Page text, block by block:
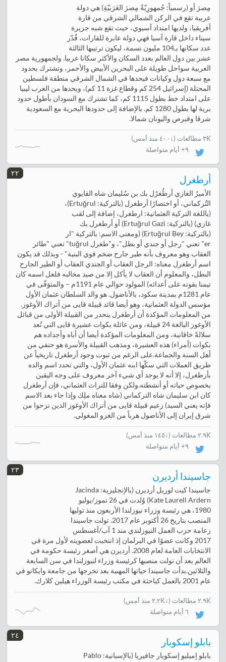
مِصرَ أو (رسمياً: جُمهورِيّةُ مِصرَ العَرَبيّةِ) هي دولة
عربية تقع في الركن الشمالي الشرقي من قارة
أفريقيا، ولديها امتداد آسيوي، حيث تقع شبه جزيرة
سيناء داخل قارة آسيا فهي دولة عابرة للقارات، قُدّر
عدد سكانها بـ104 مليون نسمة، ليكون ترتيبها الثالثة
عشر بين دول العالم بعدد السكان والأكثر سكانا عربيا. ولجمهورية مصر
العربية سواحل طويلة على البحرين الأبيض والأحمر، وتشترك بحدود
مع سبعة دول وكيانات فيحدها في الشمال الشرقي منطقة فلسطين
المحتلة (إسرائيل 254 كم وقطاع غزة 11 كم)، ويحدها من الغرب ليبيا
على امتداد خط بطول 1115 كم، كما تشترك مع السودان بأطول حدود
برية لها بطول 1280 كم. بالإضافة إلى حدودها البحرية مع السعودية
شرقا وقبرص واليونان شمالا.
٣K مطالعات (↓٤٠٠ منذ أمس
)
٩+ أيام متواصلة
٢٢
أرطغرل
الأميرُ الغازي أرطُغرُل بك بن سُليمان شاه القايوي
التُركماني، أو اختصارًا أرطغرل (بالتركية: Ertuğrul)،
(باللغة التركية العثمانية: ارطغرل، إضافة إلى لقب
غازي) (بالتركية: Ertuğrul Gazi) أو أرطغرل بك
(بالتركية: Ertuğrul Bey) (ومعنى الاسم: بالتركية "ار
er" تعني "رجل أو جندي أو بطل"، و"طغرل tuğrul" تعني "طائر
العقاب وهو معروف بأنه طير جارح ضخم قوي البنية" - وبذلك قد يكون
اسم أرطغرل معناه: الرجل العقاب أو الجندي العقاب أو الطير الجارح
البطل، والمعلوم أن العقاب لا يأكل إلا من صيد مخالبه فلعل اسمه كان
تيمنا بقوته على أعدائه) المولود حوالي عام 1191م – والمتوَفّى في
عام 1281م بمدينة سكود، بالأناضول. هو والد السلطان عثمان الأول
مؤسس الدولة العثمانية، وهو أيضا قائد قبيلة قايى من أتراك الأوغوز.
من المعلومات المؤكدة أن أرطغرل ينحدر من القبيلة الأولى من قبائل
الأوغوز البالغة 24 قبيلة، ومن عائلة بكوات عشيرة قايى التي تُعد
سلالةً خاقانية، ومن المعلومات المؤكدة أيضا أن أباه وأجداده هم
بكوات (أمراء) هذه العشيرة، ومذهب القبيلة والأسرة هو حنفي من
أهل السنة والجماعة.على الرغم من ثبوت وجود أرطغرل تاريخياً عن
طريق العملات التي سكّها ابنه عثمان الأول، والتي تحدد اسم والده
بأرطغرل، إلا أنه لا يوجد أي شيء آخر معروف على وجه اليقين
بخصوص حياته أو أنشطته.ولكن وفقا للتراث العثماني، فإن أرطغرل
كان ابن سليمان شاه التركماني (شاه معناه ملِك وإذا جاء بعد الاسم
فإنه يعني السيد) زعيم قبيلة قايى من أتراك الأوغوز الذين نزحوا من
شرق إيران إلى الأناضول هرباً من الغزو المغولي.
٢.٩K مطالعات (↓١٤٥ منذ أمس
)
٩+ أيام متواصلة
٢٣
جاسيندا أرديرن
جاسيندا كيت لوريل أرديرن (بالإنجليزية: Jacinda
Kate Laurell Ardern) وُلدت في 26 تموز/يوليو
1980، هي رئيسة وزراء نيوزلندا الأربعون منذ توليها
المنصب بتاريخ 26 أكتوبر عام 2017. تولت جاسيندا
زعامة حزب العمل النيوزلندي منذ 1 آب/أغسطس
2017 وكانت عضوًا في البرلمان إذ انتخبت لعضويته لأول مرة في
الانتخابات العامة لعام 2008. أرديرن هي أصغر رئيسة حكومة في
العالم بعد أن تولت منصبها كرئيسة وزراء لنيوزلندا في سن السابعة
والثلاثين.بدأت جاسيندا حياتها المهنية بعد تخرجها من جامعة وايكاتو في
عام 2001 بالعمل كباحثة في مكتب رئيسة الوزراء هيلين كلارك.
٢.٩K مطالعات (↓٢.٢K منذ أمس
)
٦ أيام متواصلة
٢٤
بابلو إسكوبار
بابلو إميليو إسكوبار جافيريا (بالإسبانية: Pablo